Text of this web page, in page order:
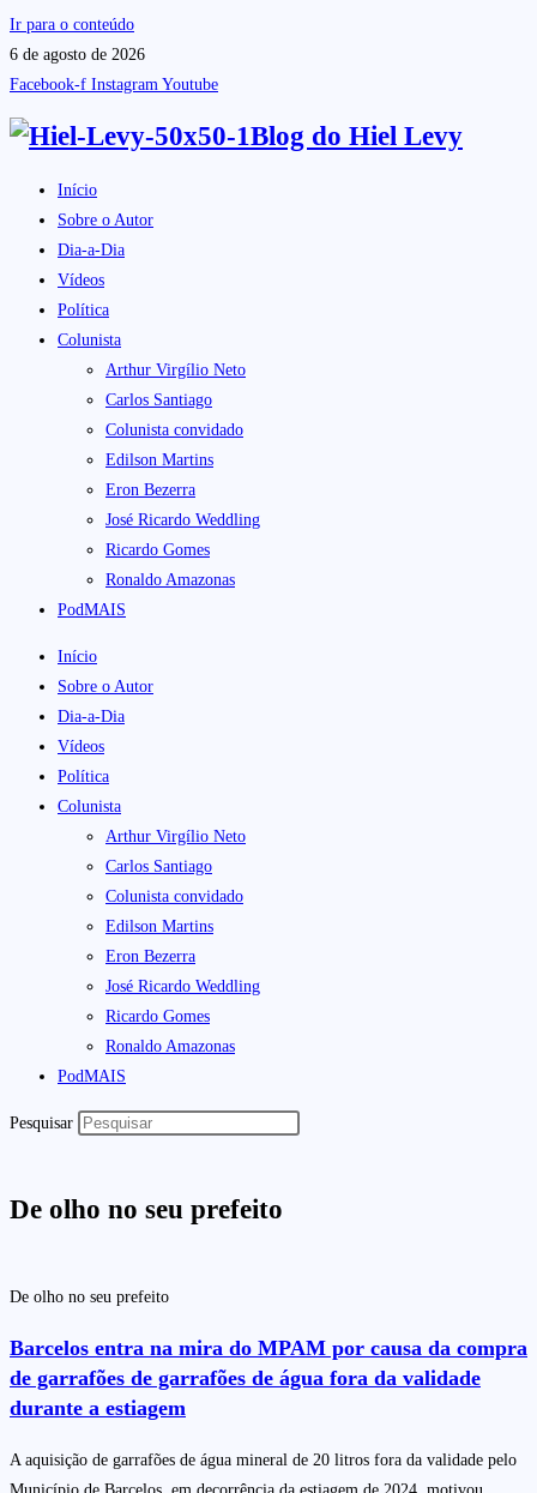
Ir para o conteúdo
6 de agosto de 2026
Facebook-f Instagram Youtube
Blog do Hiel Levy
Início
Sobre o Autor
Dia-a-Dia
Vídeos
Política
Colunista
Arthur Virgílio Neto
Carlos Santiago
Colunista convidado
Edilson Martins
Eron Bezerra
José Ricardo Weddling
Ricardo Gomes
Ronaldo Amazonas
PodMAIS
Início
Sobre o Autor
Dia-a-Dia
Vídeos
Política
Colunista
Arthur Virgílio Neto
Carlos Santiago
Colunista convidado
Edilson Martins
Eron Bezerra
José Ricardo Weddling
Ricardo Gomes
Ronaldo Amazonas
PodMAIS
Pesquisar
De olho no seu prefeito
De olho no seu prefeito
Barcelos entra na mira do MPAM por causa da compra
de garrafões de garrafões de água fora da validade
durante a estiagem
A aquisição de garrafões de água mineral de 20 litros fora da validade pelo